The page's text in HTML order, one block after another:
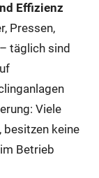
Effizienz
Pressen,
täglich sind
Viele
besitzen keine
Betrieb